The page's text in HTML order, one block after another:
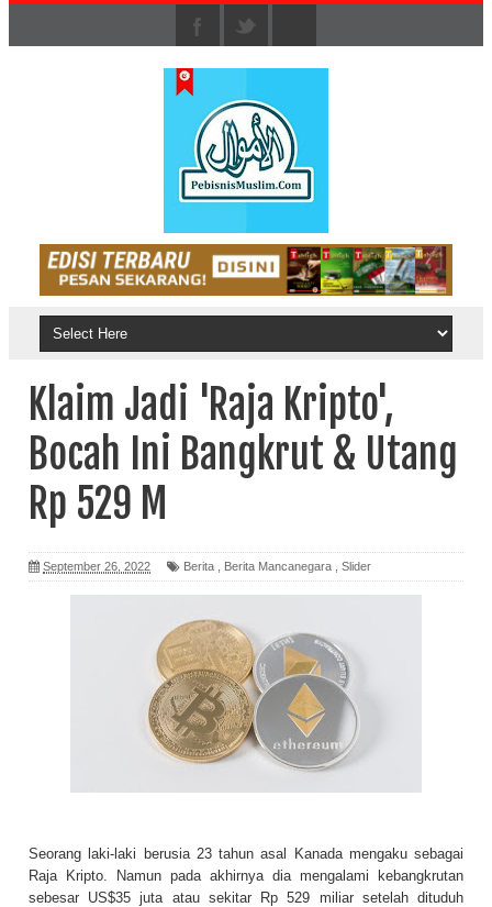
Klaim Jadi 'Raja Kripto',
Bocah Ini Bangkrut & Utang
Rp 529 M
September 26, 2022 Berita Berita Mancanegara Slider
Seorang laki-laki berusia 23 tahun asal Kanada mengaku sebagai
Raja Kripto. Namun pada akhirnya dia mengalami kebangkrutan
sebesar US$35 juta atau sekitar Rp 529 miliar setelah dituduh